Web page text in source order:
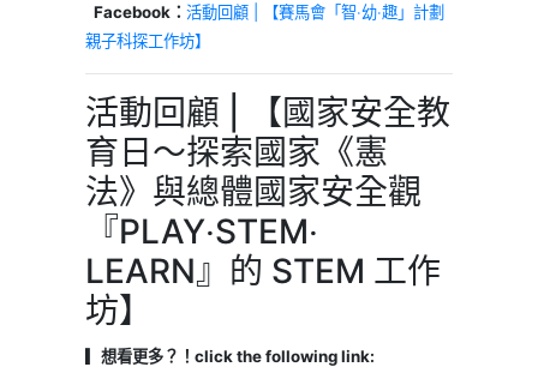
Facebook： 活動回顧 | 【賽馬會「智‧幼‧趣」計劃
親子科探工作坊】
活動回顧 | 【國家安全教
育日～探索國家《憲
法》與總體國家安全觀
『PLAY‧STEM‧
LEARN』的 STEM 工作
坊】
▎想看更多？！click the following link: